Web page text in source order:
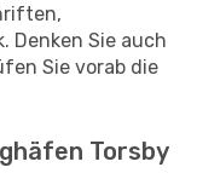
Denken Sie auch
Sie vorab die
Torsby